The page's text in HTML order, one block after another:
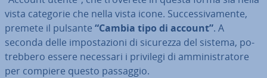
vista categorie che nella vista icone. Suc­ces­si­va­men­te,
premete il pulsante “Cambia tipo di account”. A
seconda delle im­po­sta­zio­ni di sicurezza del sistema, po­
treb­be­ro essere necessari i privilegi di am­mi­ni­stra­to­re
per compiere questo passaggio.